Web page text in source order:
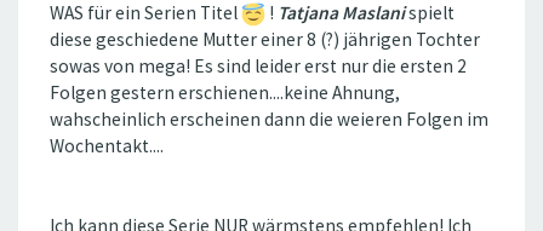
WAS für ein Serien Titel ! Tatjana Maslanispielt
diese geschiedene Mutter einer 8 (?) jährigen Tochter
sowas von mega! Es sind leider erst nur die ersten 2
Folgen gestern erschienen....keine Ahnung,
wahscheinlich erscheinen dann die weieren Folgen im
Wochentakt....
Ich kann diese Serie NUR wärmstens empfehlen! Ich